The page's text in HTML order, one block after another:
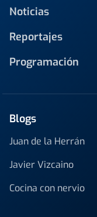
Noticias
Reportajes
Programación
Blogs
Juan de la Herrán
Javier Vizcaino
Cocina con nervio